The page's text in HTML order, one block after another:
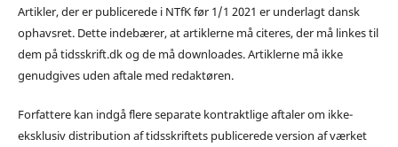
Artikler, der er publicerede i NTfK før 1/1 2021 er underlagt dansk
ophavsret. Dette indebærer, at artiklerne må citeres, der må linkes til
dem på tidsskrift.dk og de må downloades. Artiklerne må ikke
genudgives uden aftale med redaktøren.
Forfattere kan indgå flere separate kontraktlige aftaler om ikke-
eksklusiv distribution af tidsskriftets publicerede version af værket